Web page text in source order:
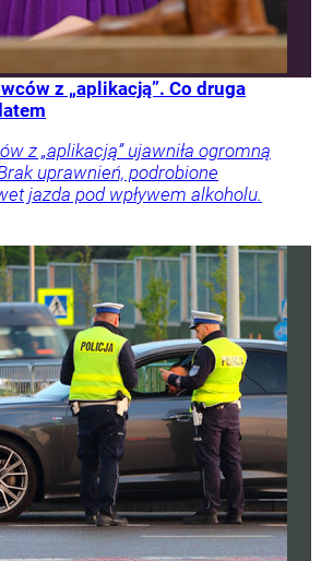
z „aplikacją”. Co druga
z „aplikacją” ujawniła ogromną
uprawnień, podrobione
jazda pod wpływem alkoholu.